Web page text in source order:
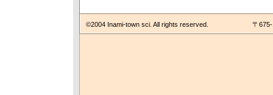
〒
©2004 Inami-town sci. All rights reserved.